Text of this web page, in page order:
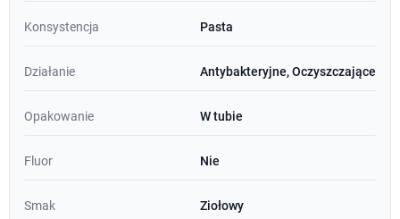
Konsystencja Pasta
Działanie Antybakteryjne, Oczyszczające
Opakowanie W tubie
Fluor Nie
Smak Ziołowy